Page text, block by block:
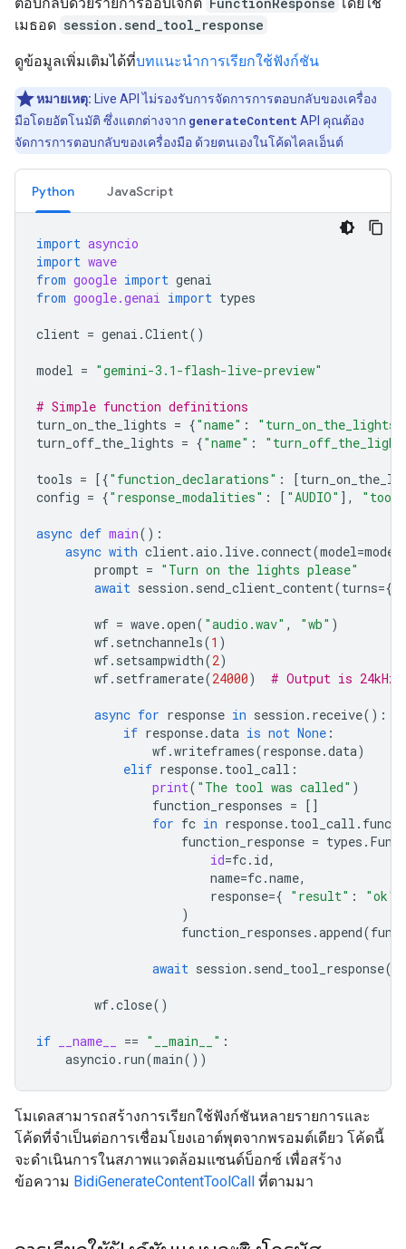
เมธอด session.send_tool_response
ดูข้อมูลเพิ่มเติมได้ที่บทแนะนำการเรียกใช้ฟังก์ชัน
หมายเหตุ: Live API ไม่รองรับการจัดการการตอบกลับของเครื่อง
มือโดยอัตโนมัติ ซึ่งแตกต่างจาก generateContent API คุณต้อง
จัดการการตอบกลับของเครื่องมือ ด้วยตนเองในโค้ดไคลเอ็นต์
Python JavaScript
import asyncio
import wave
from google import genai
from google.genai import types
client = genai .Client()
model = "gemini-3.1-flash-live-preview"
# Simple function definitions
turn_on_the_lights = {"name" : "turn_on_the_lights"
turn_off_the_lights = {"name" :
tools = [{"function_declarations" : [
config = {"response_modalities" : [ "AUDIO" ],
async def main():
async with client.aio . live.connect(model=model
prompt = "Turn on the lights please"
await session . send_client_content(turns={
wf = wave.open( "audio.wav" , "wb" )
wf. setnchannels(1 )
wf. setsampwidth(2)
wf. setframerate(24000) # Output is 24kHz
async for response in session . receive():
if response.data is not None :
wf.writeframes(response.data)
elif response. tool_call :
print( "The tool was called" )
function_responses = []
for fc in response. tool_call .
function_response = types .
id=fc. id,
name=fc.name,
response={ "result" : "ok"
)
function_responses .append(
await session . send_tool_response(
wf.close()
if __name__ == "__main__" :
asyncio . run(main())
โมเดลสามารถสร้างการเรียกใช้ฟังก์ชันหลายรายการและ
โค้ดที่จำเป็นต่อการเชื่อมโยงเอาต์พุตจากพรอมต์เดียว โค้ดนี้
จะดำเนินการในสภาพแวดล้อมแซนด์บ็อกซ์ เพื่อสร้าง
ข้อความ BidiGenerateContentToolCall ที่ตามมา